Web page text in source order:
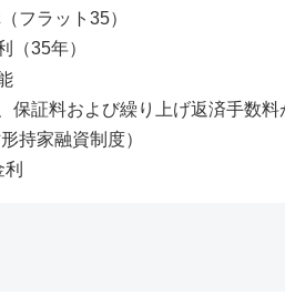
フラット35）
（35年）
保証料および繰り上げ返済手数料
持家融資制度）